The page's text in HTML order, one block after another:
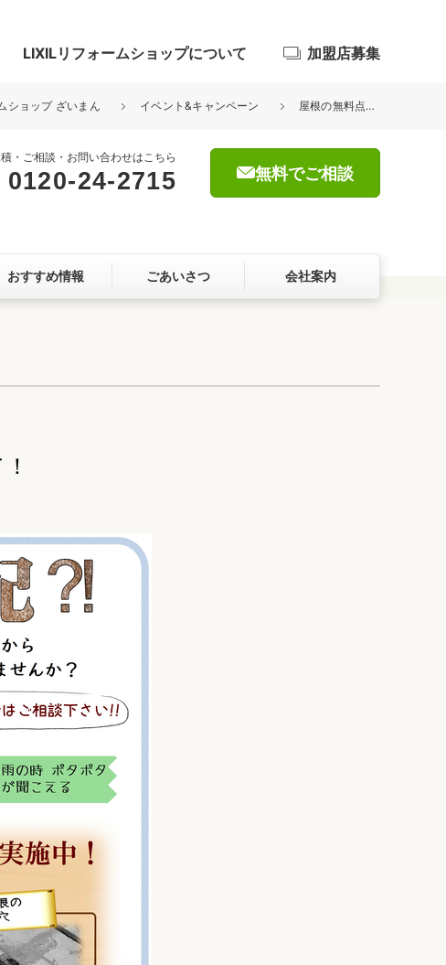
屋根・外壁
LIXILリフォームショップについて
いい暮らしをつくる、価値・性能向上
ームアクセル
加盟店募集
ショップ ざいまん イベント&キャンペーン 屋根の無料点検実施中！
・ご相談・お問い合わせはこちら
0120-24-2715 無料でご相談
おすすめ情報 ごあいさつ 会社案内